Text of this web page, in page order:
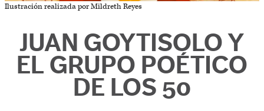
Ilustración realizada por Mildreth Reyes
JUAN GOYTISOLO Y
EL GRUPO POÉTICO
DE LOS 50